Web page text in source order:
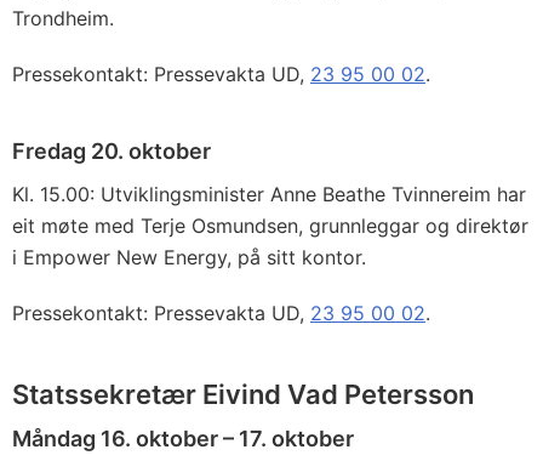
Trondheim.
Pressekontakt: Pressevakta UD, 23 95 00 02.
Fredag 20. oktober
Kl. 15.00: Utviklingsminister Anne Beathe Tvinnereim har
eit møte med Terje Osmundsen, grunnleggar og direktør
i Empower New Energy, på sitt kontor.
Pressekontakt: Pressevakta UD, 23 95 00 02.
Statssekretær Eivind Vad Petersson
Måndag 16. oktober – 17. oktober